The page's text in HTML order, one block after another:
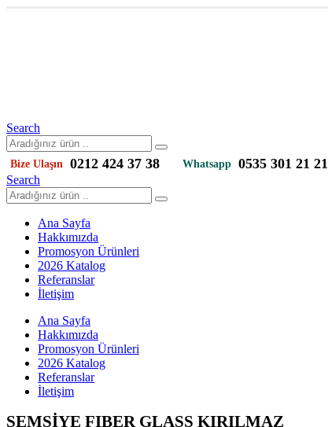
Search
Bize Ulaşın 0212 424 37 38 Whatsapp 0535 301 21 21
Search
Ana Sayfa
Hakkımızda
Promosyon Ürünleri
2026 Katalog
Referanslar
İletişim
Ana Sayfa
Hakkımızda
Promosyon Ürünleri
2026 Katalog
Referanslar
İletişim
ŞEMSİYE FIBER GLASS KIRILMAZ